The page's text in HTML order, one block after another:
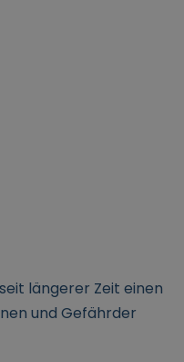
längerer Zeit einen
und Gefährder